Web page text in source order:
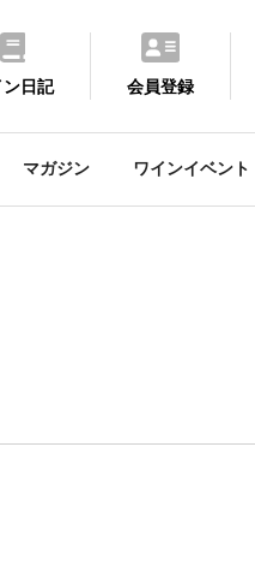
ン日記 会員登録
マガジン ワインイベント